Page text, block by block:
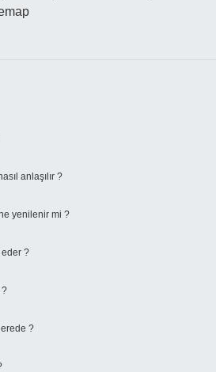
anlaşılır ?
yenilenir mi ?
eder ?
?
?